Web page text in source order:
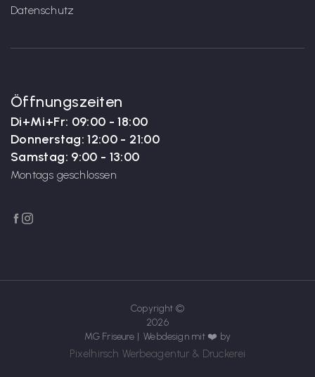
Datenschutz
Öffnungszeiten
Di+Mi+Fr: 09:00 - 18:00
Donnerstag: 12:00 - 21:00
Samstag: 9:00 - 13:00
Montags geschlossen

Copyright ©
2026
MG Friseure | Webdesign mit ❤️ by
Pixelhirsch Werbeagentur & Druckerei